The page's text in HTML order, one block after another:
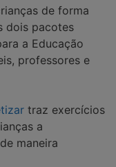
de forma
dois pacotes
a Educação
professores e
traz exercícios
a
maneira